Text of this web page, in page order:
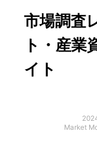
市場調査
ト・産業
イト
Market